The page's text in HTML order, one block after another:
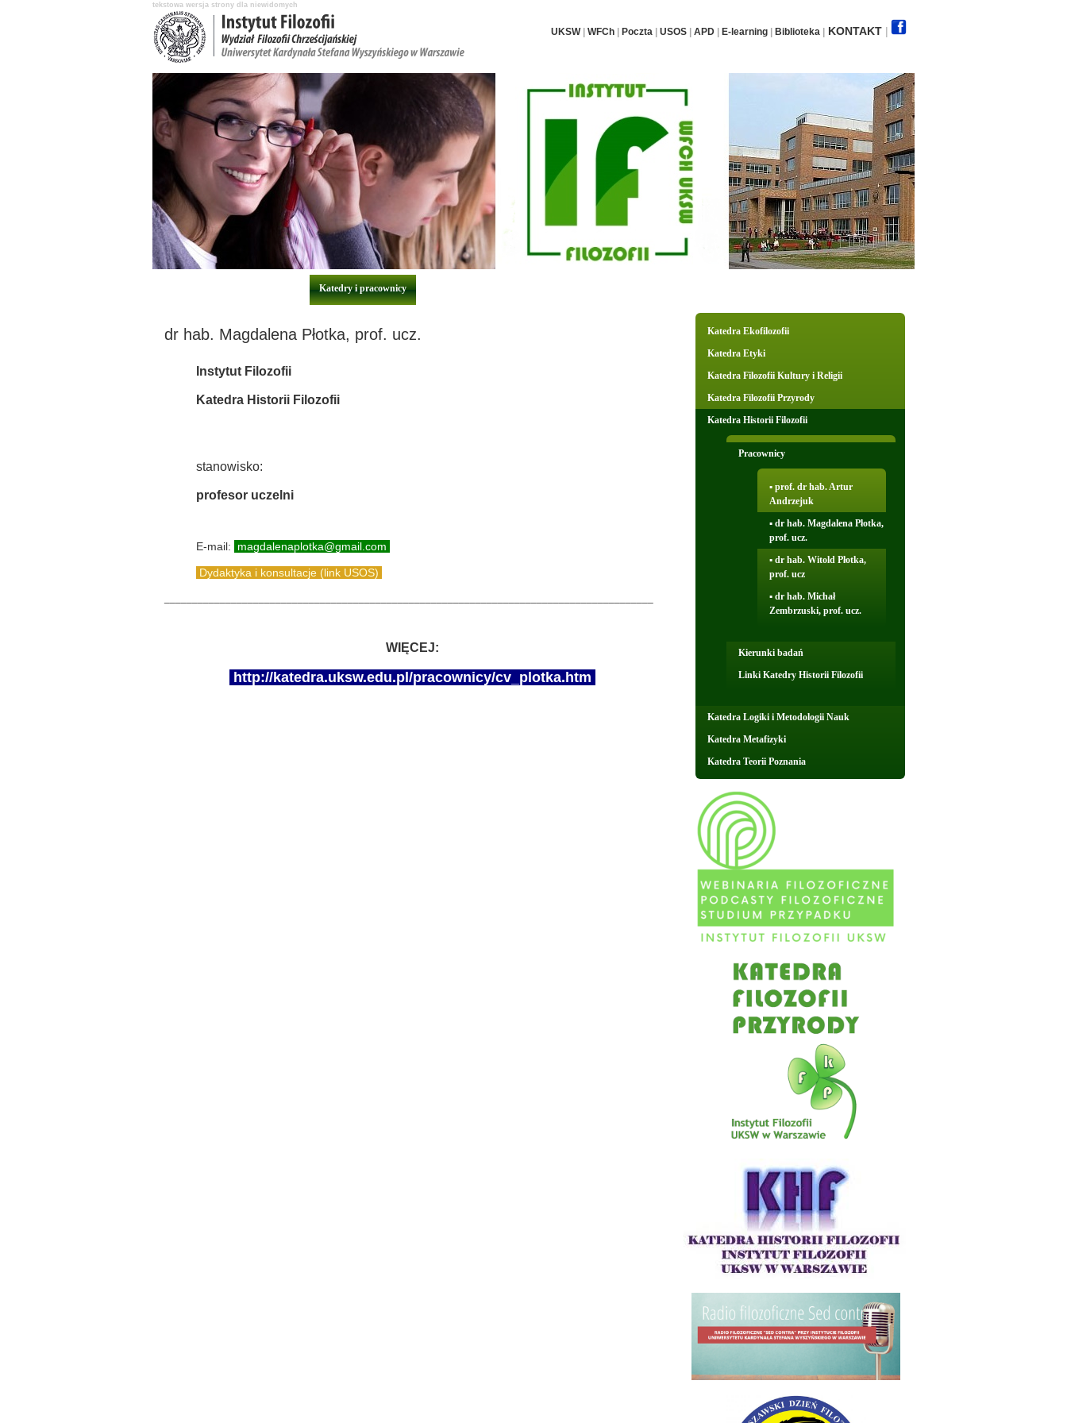
tekstowa wersja strony dla niewidomych
UKSW WFCh Poczta USOS APD E-learning Biblioteka KONTAKT |
Katedry i pracownicy
dr hab. Magdalena Płotka, prof. ucz.
Instytut Filozofii
Katedra Historii Filozofii
stanowisko:
profesor uczelni
E-mail: magdalenaplotka@gmail.com
Dydaktyka i konsultacje (link USOS)
WIĘCEJ:
http://katedra.uksw.edu.pl/pracownicy/cv_plotka.htm
Katedra Ekofilozofii
Katedra Etyki
Katedra Filozofii Kultury i Religii
Katedra Filozofii Przyrody
Katedra Historii Filozofii
Pracownicy
▪ prof. dr hab. Artur
Andrzejuk
▪ dr hab. Magdalena Płotka,
prof. ucz.
▪ dr hab. Witold Płotka,
prof. ucz
▪ dr hab. Michał
Zembrzuski, prof. ucz.
Kierunki badań
Linki Katedry Historii Filozofii
Katedra Logiki i Metodologii Nauk
Katedra Metafizyki
Katedra Teorii Poznania